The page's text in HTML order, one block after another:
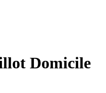
Domicile